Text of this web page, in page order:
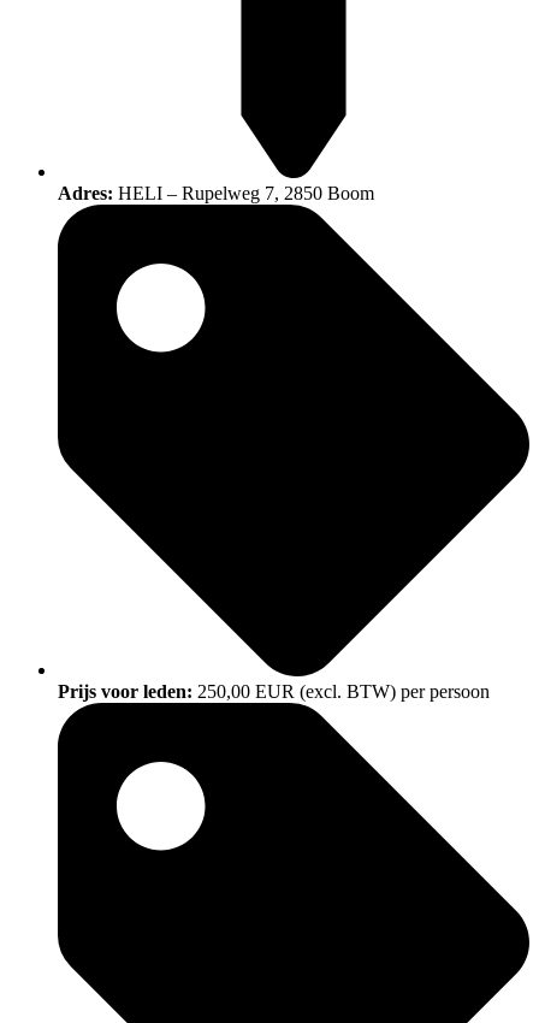
Adres: HELI – Rupelweg 7, 2850 Boom
Prijs voor leden: 250,00 EUR (excl. BTW) per persoon